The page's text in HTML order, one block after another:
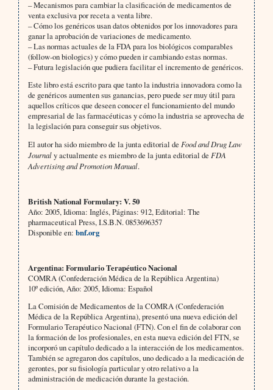
– Mecanismos para cambiar la clasificación de medicamentos de
venta exclusiva por receta a venta libre.
– Cómo los genéricos usan datos obtenidos por los innovadores para
ganar la aprobación de variaciones de medicamento.
– Las normas actuales de la FDA para los biológicos comparables
(follow-on biologics) y cómo pueden ir cambiando estas normas.
– Futura legislación que pudiera facilitar el incremento de genéricos.
Este libro está escrito para que tanto la industria innovadora como la
de genéricos aumenten sus ganancias, pero puede ser muy útil para
aquellos críticos que deseen conocer el funcionamiento del mundo
empresarial de las farmacéuticas y cómo la industria se aprovecha de
la legislación para conseguir sus objetivos.
El autor ha sido miembro de la junta editorial de Food and Drug Law
Journaly actualmente es miembro de la junta editorial de FDA
Advertising and Promotion Manual.
British National Formulary: V. 50
Año: 2005, Idioma: Inglés, Páginas: 912, Editorial: The
pharmaceutical Press, I.S.B.N. 0853696357
Disponible en: bnf.org
Argentina: Formulario Terapéutico Nacional
COMRA (Confederación Médica de la República Argentina)
10º edición, Año: 2005, Idioma: Español
La Comisión de Medicamentos de la COMRA (Confederación
Médica de la República Argentina), presentó una nueva edición del
Formulario Terapéutico Nacional (FTN). Con el fin de colaborar con
la formación de los profesionales, en esta nueva edición del FTN, se
incorporó un capítulo dedicado a la interacción de los medicamentos.
También se agregaron dos capítulos, uno dedicado a la medicación de
gerontes, por su fisiología particular y otro relativo a la
administración de medicación durante la gestación.